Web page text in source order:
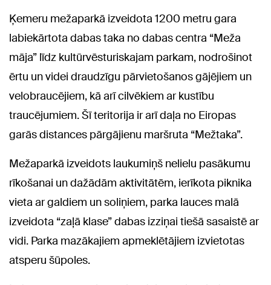
Ķemeru mežaparkā izveidota 1200 metru gara
labiekārtota dabas taka no dabas centra “Meža
māja” līdz kultūrvēsturiskajam parkam, nodrošinot
ērtu un videi draudzīgu pārvietošanos gājējiem un
velobraucējiem, kā arī cilvēkiem ar kustību
traucējumiem. Šī teritorija ir arī daļa no Eiropas
garās distances pārgājienu maršruta “Mežtaka”.
Mežaparkā izveidots laukumiņš nelielu pasākumu
rīkošanai un dažādām aktivitātēm, ierīkota piknika
vieta ar galdiem un soliņiem, parka lauces malā
izveidota “zaļā klase” dabas izziņai tiešā sasaistē ar
vidi. Parka mazākajiem apmeklētājiem izvietotas
atsperu šūpoles.